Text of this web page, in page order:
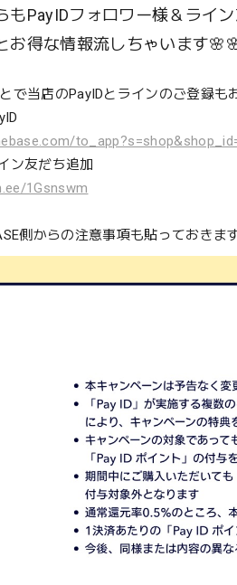
もPayIDフォロワー様＆ライ
お得な情報流しちゃいます
で当店のPayIDとラインのご登録も
ン友だち追加
1Gsnswm
側からの注意事項も貼っておきます